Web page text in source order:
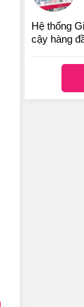
Hệ thống
cậy hàng